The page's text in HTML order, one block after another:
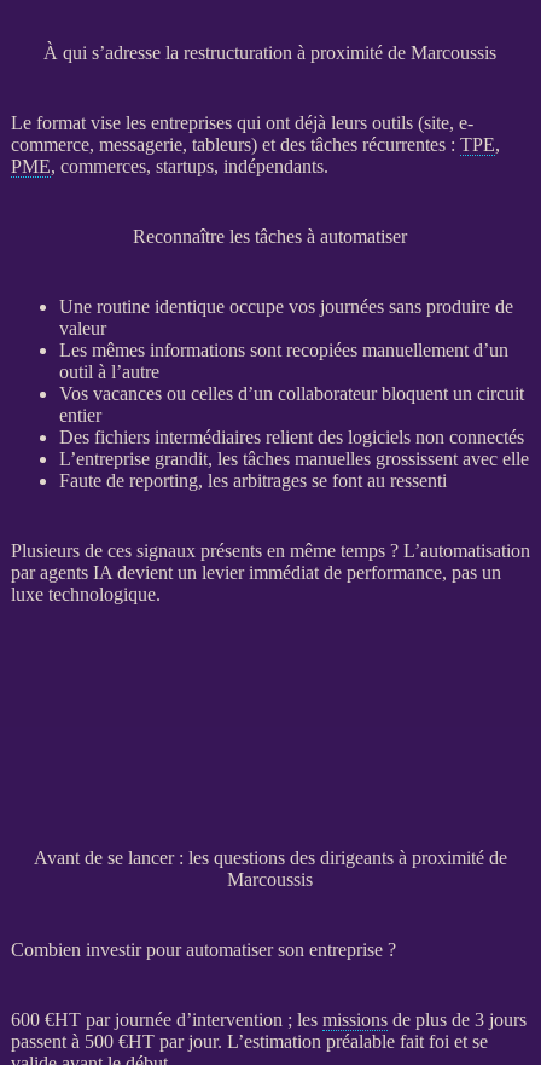
À qui s’adresse la restructuration à proximité de Marcoussis
Le format vise les entreprises qui ont déjà leurs outils (site, e-
commerce, messagerie, tableurs) et des tâches récurrentes : TPE,
PME, commerces, startups, indépendants.
Reconnaître les tâches à automatiser
Une routine identique occupe vos journées sans produire de
valeur
Les mêmes informations sont recopiées manuellement d’un
outil à l’autre
Vos vacances ou celles d’un collaborateur bloquent un circuit
entier
Des fichiers intermédiaires relient des logiciels non connectés
L’entreprise grandit, les tâches manuelles grossissent avec elle
Faute de reporting, les arbitrages se font au ressenti
Plusieurs de ces signaux présents en même temps ? L’automatisation
paragents IA devient un levier immédiat de performance, pas un
luxe technologique.
Avant de se lancer : les questions des dirigeants à proximité de
Marcoussis
Combien investir pour automatiser son entreprise ?
600 €HTpar journée d’intervention ; les missionsde plus de 3 jours
passent à 500 €HTpar jour. L’estimation préalable fait foi et se